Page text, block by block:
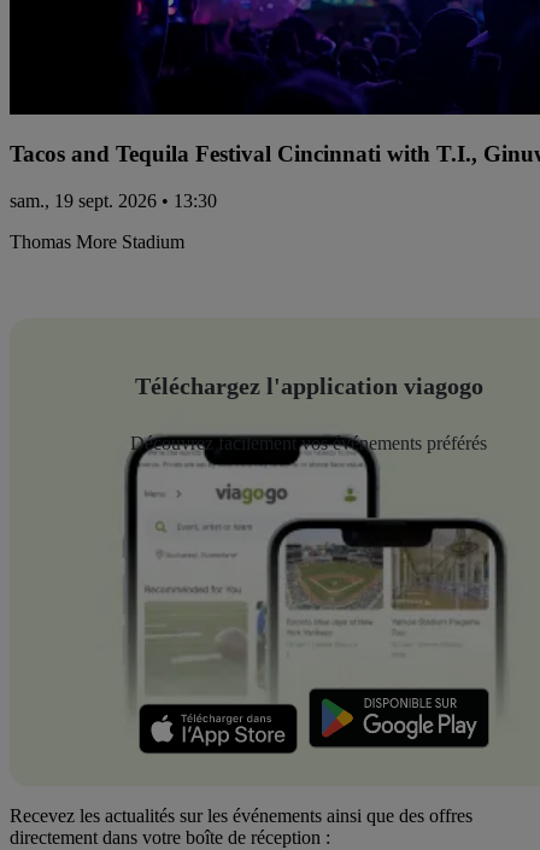
Tacos and Tequila Festival Cincinnati with T.I.,
sam., 19 sept. 2026 • 13:30
Thomas More Stadium
Téléchargez l'application viagogo
Découvrez facilement vos événements préférés
Recevez les actualités sur les événements ainsi que des offres
directement dans votre boîte de réception :